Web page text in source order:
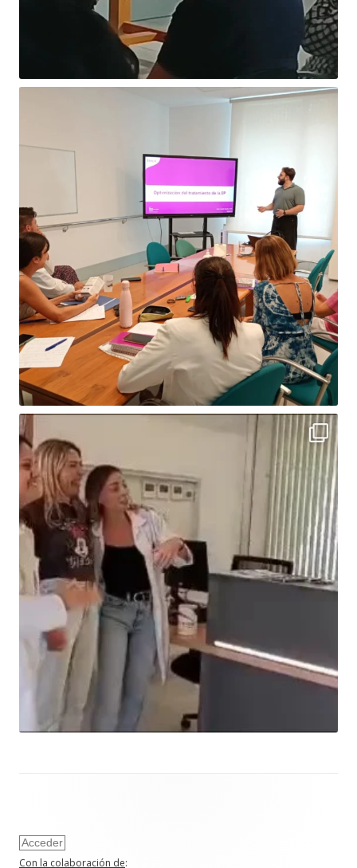
Acceder
Con la colaboración de: